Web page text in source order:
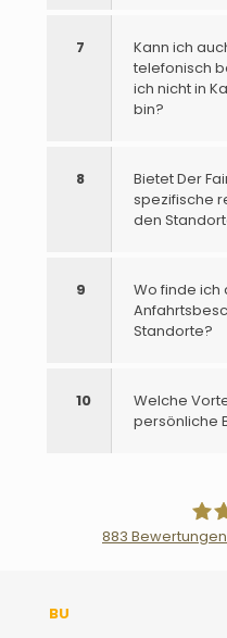
7
Kann ich
telefonisch
ich nicht in
bin?
8
Bietet Der
spezifische
den
9
Wo finde ich
Standorte?
10
Welche
persönliche
883
BU